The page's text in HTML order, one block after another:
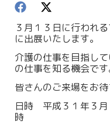
３月１３日に行われ
に出展いたします。
介護の仕事を目指し
の仕事を知る機会です
皆さんのご来場をお
日時 平成３１年３月
時